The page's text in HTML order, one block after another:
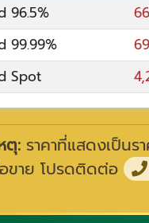
96.5%
99.99%
Spot
ตุ: ราคาที่แสดงเป็นร
ขาย โปรดติดต่อ